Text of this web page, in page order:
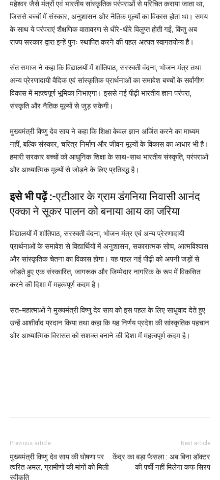
महेश्वर जैसे मंत्रों एवं भारतीय सांस्कृतिक परंपराओं से परिचित कराया जाता था,
जिससे बच्चों में संस्कार, अनुशासन और नैतिक मूल्यों का विकास होता था। समय
के साथ ये परंपराएं शैक्षणिक वातावरण से धीरे-धीरे विलुप्त होती गईं, किंतु अब
राज्य सरकार द्वारा इन्हें पुनः स्थापित करने की पहल अत्यंत स्वागतयोग्य है।
संत समाज ने कहा कि विद्यालयों में शांतिपाठ, सरस्वती वंदना, भोजन मंत्र तथा
अन्य प्रेरणादायी वैदिक एवं सांस्कृतिक प्रार्थनाओं का समावेश बच्चों के सर्वांगीण
विकास में महत्वपूर्ण भूमिका निभाएगा। इससे नई पीढ़ी भारतीय ज्ञान परंपरा,
संस्कृति और नैतिक मूल्यों से जुड़ सकेगी।
मुख्यमंत्री विष्णु देव साय ने कहा कि शिक्षा केवल ज्ञान अर्जित करने का माध्यम
नहीं, बल्कि संस्कार, चरित्र निर्माण और जीवन मूल्यों के विकास का आधार भी है।
हमारी सरकार बच्चों को आधुनिक शिक्षा के साथ-साथ भारतीय संस्कृति, परंपराओं
और आध्यात्मिक मूल्यों से जोड़ने के लिए प्रतिबद्ध है।
इसे भी पढ़ें :-एटीआर के ग्राम डंगनिया निवासी आनंद
एक्का ने सूकर पालन को बनाया आय का जरिया
विद्यालयों में शांतिपाठ, सरस्वती वंदना, भोजन मंत्र एवं अन्य प्रेरणादायी
प्रार्थनाओं के समावेश से विद्यार्थियों में अनुशासन, सकारात्मक सोच, आत्मविश्वास
और सांस्कृतिक चेतना का विकास होगा। यह पहल नई पीढ़ी को अपनी जड़ों से
जोड़ते हुए एक संस्कारित, जागरूक और जिम्मेदार नागरिक के रूप में विकसित
करने की दिशा में महत्वपूर्ण कदम है।
संत-महात्माओं ने मुख्यमंत्री विष्णु देव साय को इस पहल के लिए साधुवाद देते हुए
उन्हें आशीर्वाद प्रदान किया तथा कहा कि यह निर्णय प्रदेश की सांस्कृतिक पहचान
और आध्यात्मिक विरासत को सशक्त बनाने की दिशा में महत्वपूर्ण कदम है।
Previous article
मुख्यमंत्री विष्णु देव साय की घोषणा पर
त्वरित अमल, ग्रामीणों की मांगों को मिली
स्वीकृति
Next article
केंद्र का बड़ा फैसला : अब बिना डॉक्टर
की पर्ची नहीं मिलेगा कफ सिरप